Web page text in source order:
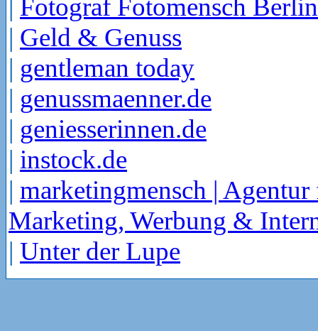
| Fotograf Fotomensch Berlin
| Geld & Genuss
| gentleman today
| genussmaenner.de
| geniesserinnen.de
| instock.de
| marketingmensch | Agentur
Marketing, Werbung &
| Unter der Lupe